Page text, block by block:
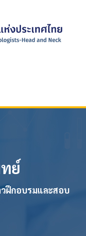
ย์
ฝึกอบรมและสอบ